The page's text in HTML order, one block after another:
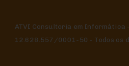
ATVI Consultoria em Informática -
12.628.557/0001-50 - Todos os